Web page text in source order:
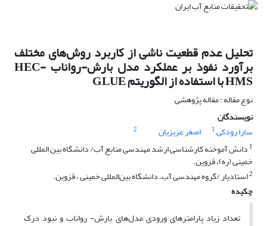
تحلیل عدم قطعیت ناشی از کاربرد روش‌های مختلف
برآورد نفوذ بر عملکرد مدل بارش-رواناب HEC-
HMS با استفاده از الگوریتم GLUE
نوع مقاله : مقاله پژوهشی
نویسندگان
سارا رودکی1 اصغر عزیزیان
2
1 دانش آموخته کارشناسی ارشد مهندسی منابع آب/ دانشگاه بین المللی
خمینی (ره)، قزوین.
2استادیار /گروه مهندسی آب، دانشگاه بین‌المللی خمینی ، قزوین.
چکیده
تعداد زیاد پارامترهای ورودی مدل‌های بارش- رواناب و نبود درک